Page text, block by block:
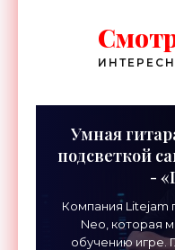
Умная
подсветкой
-
Компания Litejam
Neo, которая
обучению игре.